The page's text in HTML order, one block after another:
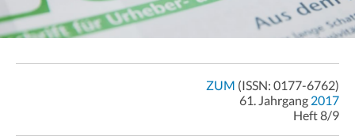
ZUM (ISSN: 0177-6762)
61. Jahrgang 2017
Heft 8/9